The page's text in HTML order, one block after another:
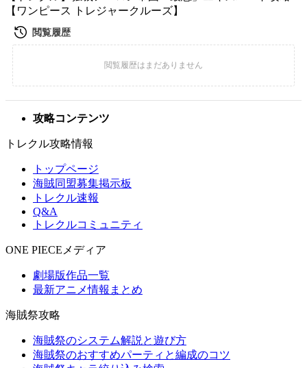
【ワンピース トレジャークルーズ】
攻略コンテンツ
トレクル攻略情報
トップページ
海賊同盟募集掲示板
トレクル速報
Q&A
トレクルコミュニティ
ONE PIECEメディア
劇場版作品一覧
最新アニメ情報まとめ
海賊祭攻略
海賊祭のシステム解説と遊び方
海賊祭のおすすめパーティと編成のコツ